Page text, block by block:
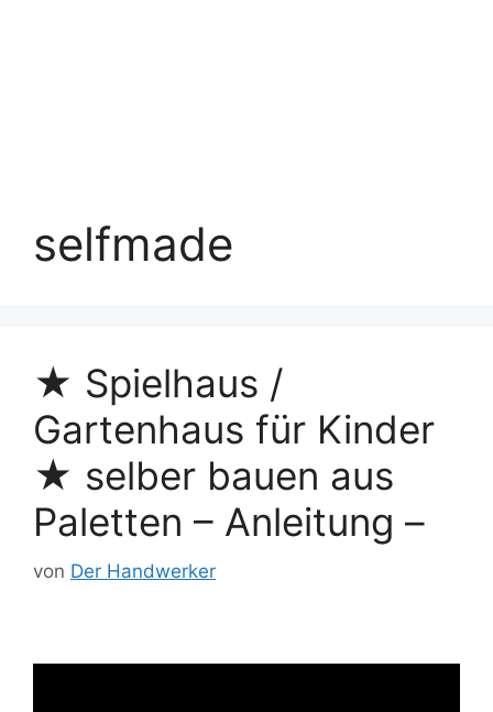
selfmade
★ Spielhaus /
Gartenhaus für Kinder
★ selber bauen aus
Paletten – Anleitung –
von Der Handwerker